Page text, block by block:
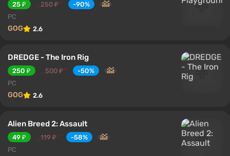
25 ₽ 250 ₽
-90%
PC
GOG 2.6
DREDGE - The Iron Rig
250 ₽ 500 ₽
-50%
PC
GOG 2.6
Alien Breed 2: Assault
49 ₽ 119 ₽
-58%
PC